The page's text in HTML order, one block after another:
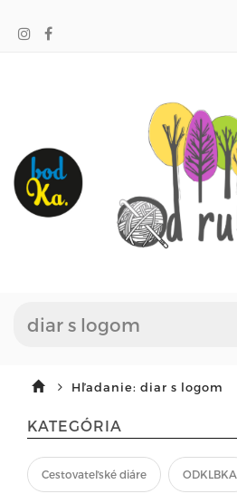
Hľadanie: diar s logom
KATEGÓRIA
Cestovateľské diáre ODKLBKA